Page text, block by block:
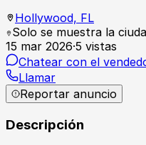
Hollywood, FL
Solo se muestra la
15 mar 2026·5 vistas
Chatear con el
Llamar
Reportar anuncio
Descripción